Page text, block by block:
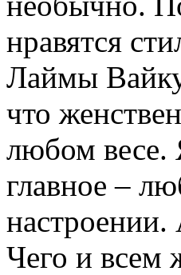
нравятся
Лаймы
что
любом весе.
главное –
настроении.
Чего и всем